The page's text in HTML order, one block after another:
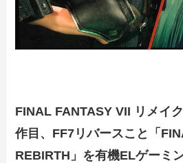
FINAL FANTASY VII リメイ
作目、FF7リバースこと「
REBIRTH」を有機ELゲーミ